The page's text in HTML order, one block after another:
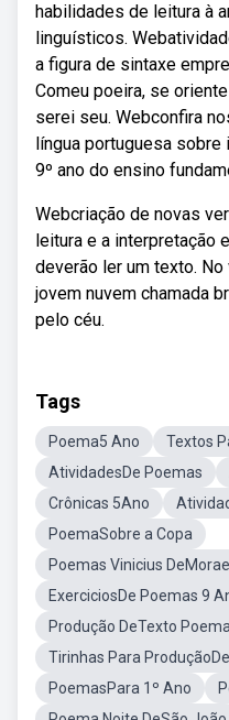
habilidades de leitura à
linguísticos.
a figura de sintaxe
Comeu poeira, se
serei seu. Webconfira
língua portuguesa
9º ano do ensino
Webcriação de novas
leitura e a interpretação
deverão ler um texto.
jovem nuvem chamada
pelo céu.
Tags
Poema5 Ano
Textos
AtividadesDe Poemas
Crônicas 5Ano
PoemaSobre a Copa
Poemas Vinicius
ExerciciosDe Poemas 9
Produção DeTexto Poema
Tirinhas Para
PoemasPara 1º Ano